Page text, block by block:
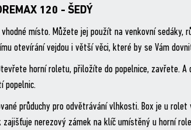
120 - ŠEDÝ
místo. Můžete jej použít na venkovní sedáky,
otevírání vejdou i větší věci, které by se Vám
horní roletu, přiložíte do popelnice, zavřete.
popelnic.
průduchy pro odvětrávání vlhkosti. Box je u
nerezový zámek na klíč umístěný u horní